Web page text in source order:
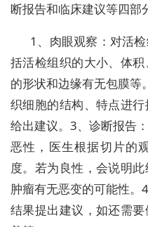
断报告和临床建议等四部
1、肉眼观察：对活
括活检组织的大小、体
的形状和边缘有无包膜等
织细胞的结构、特点进
给出建议。3、诊断报告
恶性，医生根据切片的
度。若为良性，会说明
肿瘤有无恶变的可能性。
结果提出建议，如还需